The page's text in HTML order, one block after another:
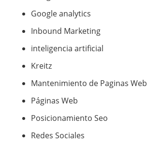
Google analytics
Inbound Marketing
inteligencia artificial
Kreitz
Mantenimiento de Paginas Web
Páginas Web
Posicionamiento Seo
Redes Sociales